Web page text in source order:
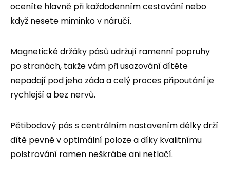
oceníte hlavně při každodenním cestování nebo
když nesete miminko v náručí.
Magnetické držáky pásů udržují ramenní popruhy
po stranách, takže vám při usazování dítěte
nepadají pod jeho záda a celý proces připoutání je
rychlejší a bez nervů.
Pětibodový pás s centrálním nastavením délky drží
dítě pevně v optimální poloze a díky kvalitnímu
polstrování ramen neškrábe ani netlačí.